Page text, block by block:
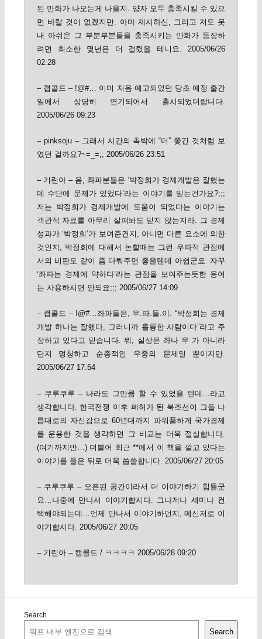
된 만화가 나오는게 나을지. 양자 모두 충족시킬 수 있으
면 바랄 것이 없겠지만. 아마 제시하신, 그리고 저도 못
내 아쉬운 그 부분부분들을 충족시키는 만화가 등장하
려면 최소한 몇년은 더 걸렸을 테니요. 2005/06/26
02:28
– 캡콜드 – !@#… 이미 처음 예고되었던 당초 예정 출간
일에서 상당히 연기되어서 출시되었더랍니다.
2005/06/26 09:23
– pinksoju – 그래서 시간의 촉박에 “더” 쫓긴 것처럼 보
였던 걸까요?~=_=;; 2005/06/26 23:51
– 기린아 – 음, 좌파분들은 ‘박정희가 경제개발은 잘했는
데 수단에 문제가 있었다’라는 이야기를 믿는건가요?;;;
저는 박정희가 경제개발에 도움이 되었다는 이야기는
객관적 자료를 아무리 살펴봐도 믿지 않는지라. 그 경제
성과가 ‘박정희’가 보여준건지, 아니면 다른 요소에 의한
것인지, 박정희에 대해서 논할때는 그런 우파적 관점에
서의 비판도 같이 좀 다뤄주면 좋을텐데 아쉽군요. 자꾸
‘좌파는 경제에 약하다’라는 관점을 보여주는듯한 용어
는 사용하시면 안되요;;; 2005/06/27 14:09
– 캡콜드 – !@#…좌파들은, 우.파.들.이. “박정희는 경제
개발 하나는 잘했다, 그러니까 훌륭한 사람이다”라고 주
장하고 있다고 믿습니다. 뭐, 실상은 좌나 우 가 아니라
단지 멍청하고 순종적인 우중의 문제일 뿐이지만.
2005/06/27 17:54
– 쿠루쿠루 – 나라도 그만큼 할 수 있었을 텐데…라고
생각합니다. 한국전쟁 이후 폐허가 된 북조선이 그들 나
름대로의 자신감으로 60년대까지 파워풀하게 국가경제
를 운용한 것을 생각하면 그 비교는 더욱 절실합니다.
(여기까지만…) 더불어 최근 **에서 이 책을 깔고 있다는
이야기를 들은 뒤로 더욱 씁쓸합니다. 2005/06/27 20:05
– 쿠루쿠루 – 오픈된 공간이라서 더 이야기하기 힘들군
요…나중에 만나서 이야기합시다. 그나저나 세미나 컨
택해야되는데…언제 만나서 이야기하던지, 메신저로 이
야기합시다. 2005/06/27 20:05
– 기린아 – 캡콜드 / ㅋㅋㅋㅋ 2005/06/28 09:20
Search
Search